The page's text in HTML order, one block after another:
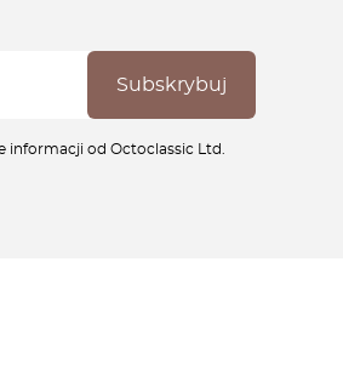
informacji od Octoclassic Ltd.